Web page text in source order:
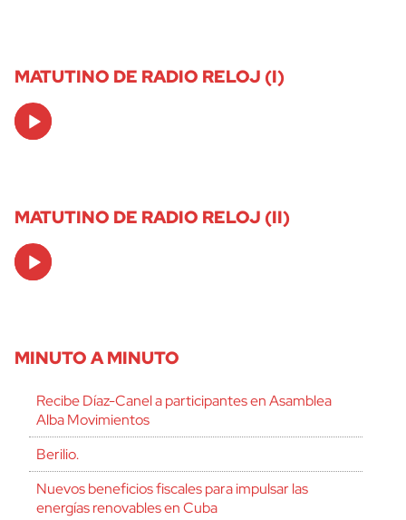
MATUTINO DE RADIO RELOJ (I)
Audio
Player
MATUTINO DE RADIO RELOJ (II)
Audio
Player
MINUTO A MINUTO
Recibe Díaz-Canel a participantes en Asamblea
Alba Movimientos
Berilio.
Nuevos beneficios fiscales para impulsar las
energías renovables en Cuba